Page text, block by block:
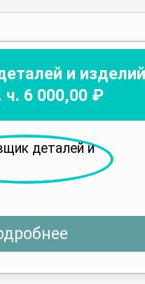
и изделий
ч. 6 000,00 ₽